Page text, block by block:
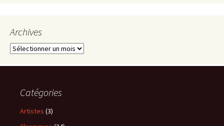
Archives
Archives
Catégories
Artistes (3)